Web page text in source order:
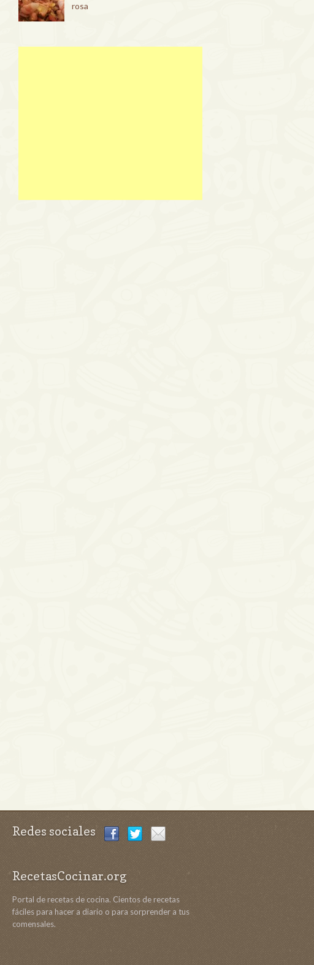
rosa
Redes sociales
RecetasCocinar.org
Portal de recetas de cocina. Cientos de recetas
fáciles para hacer a diario o para sorprender a tus
comensales.